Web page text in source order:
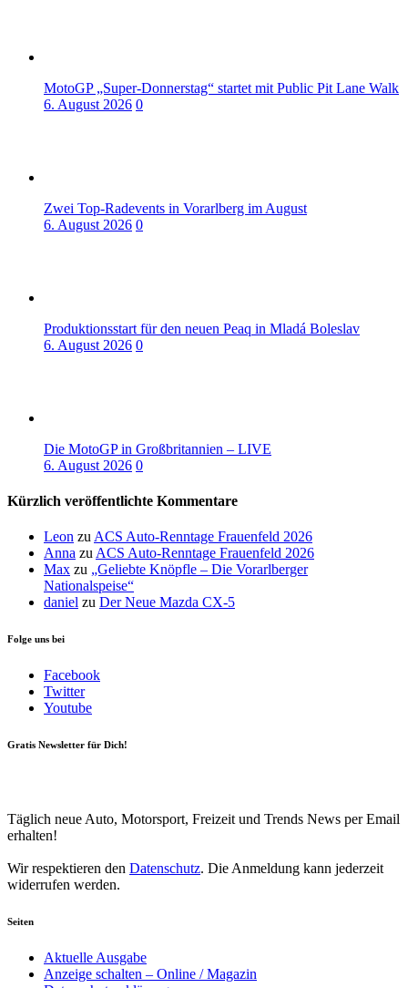
MotoGP „Super-Donnerstag“ startet mit Public Pit Lane Walk
6. August 2026 0
Zwei Top-Radevents in Vorarlberg im August
6. August 2026 0
Produktionsstart für den neuen Peaq in Mladá Boleslav
6. August 2026 0
Die MotoGP in Großbritannien – LIVE
6. August 2026 0
Kürzlich veröffentlichte Kommentare
Leon zu ACS Auto-Renntage Frauenfeld 2026
Anna zu ACS Auto-Renntage Frauenfeld 2026
Max zu „Geliebte Knöpfle – Die Vorarlberger
Nationalspeise“
daniel zu Der Neue Mazda CX-5
Folge uns bei
Facebook
Twitter
Youtube
Gratis Newsletter für Dich!
Täglich neue Auto, Motorsport, Freizeit und Trends News per Email
erhalten!
Wir respektieren den Datenschutz. Die Anmeldung kann jederzeit
widerrufen werden.
Seiten
Aktuelle Ausgabe
Anzeige schalten – Online / Magazin